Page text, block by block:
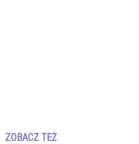
ZOBACZ TEŻ